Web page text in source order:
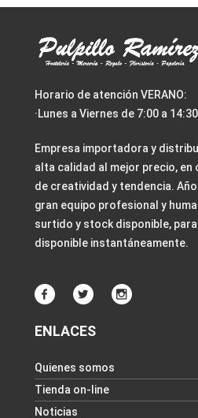
Horario de atención VERANO:
·Lunes a Viernes de 7:00 a 14:30
Empresa importadora y
alta calidad al mejor precio,
de creatividad y tendencia.
gran equipo profesional y
surtido y stock disponible,
disponible instantáneamente.
ENLACES
Quienes somos
Tienda on-line
Noticias